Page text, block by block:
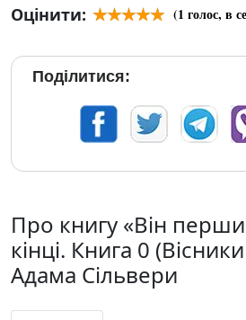
Оцінити:
(1 голос, в
Поділитися:
Про книгу «Він
кінці. Книга 0
Адама Сільвери